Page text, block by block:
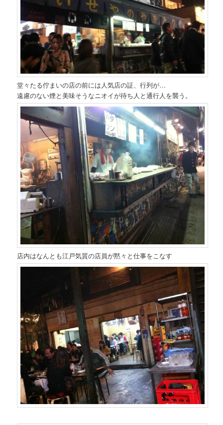
堂々たる佇まいの店の前には人気店の証、行列が…
遠慮のない煙と美味そうなニオイが待ち人と通行人を襲う。
店内はなんとも江戸気質の店員が黙々と仕事をこなす